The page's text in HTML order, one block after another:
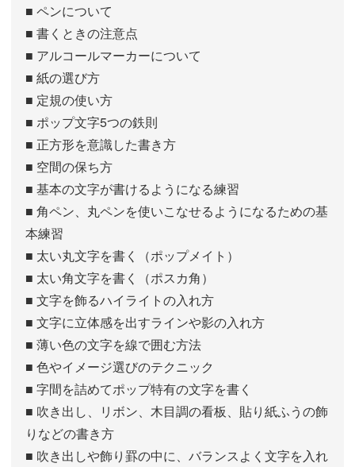
■ ペンについて
■ 書くときの注意点
■ アルコールマーカーについて
■ 紙の選び方
■ 定規の使い方
■ ポップ文字5つの鉄則
■ 正方形を意識した書き方
■ 空間の保ち方
■ 基本の文字が書けるようになる練習
■ 角ペン、丸ペンを使いこなせるようになるための基
本練習
■ 太い丸文字を書く（ポップメイト）
■ 太い角文字を書く（ポスカ角）
■ 文字を飾るハイライトの入れ方
■ 文字に立体感を出すラインや影の入れ方
■ 薄い色の文字を線で囲む方法
■ 色やイメージ選びのテクニック
■ 字間を詰めてポップ特有の文字を書く
■ 吹き出し、リボン、木目調の看板、貼り紙ふうの飾
りなどの書き方
■ 吹き出しや飾り罫の中に、バランスよく文字を入れ